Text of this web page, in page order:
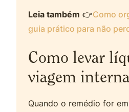
Leia também 👉Como
guia prático para não
Como levar
viagem
Quando o remédio for